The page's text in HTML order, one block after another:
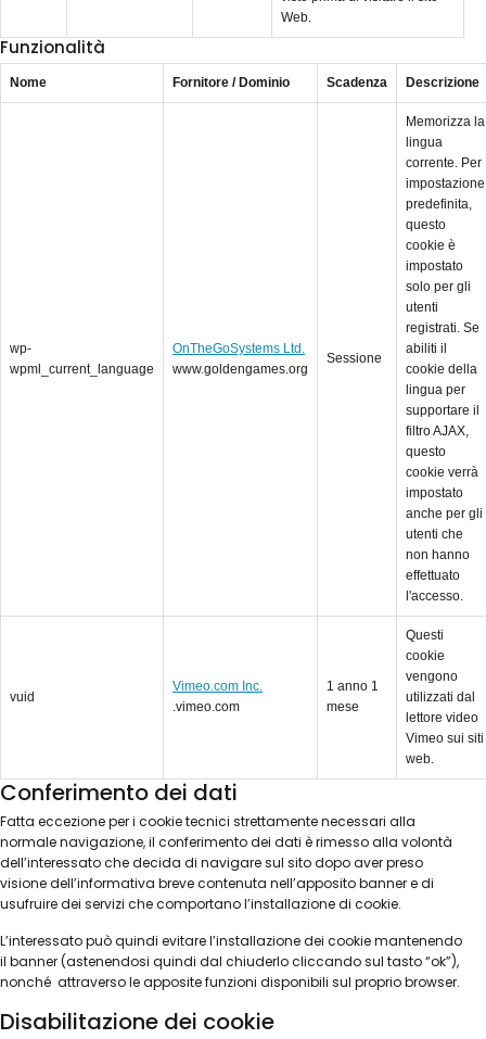
Web.
Funzionalità
Nome Fornitore / Dominio Scadenza Descrizione
wp-
wpml_current_language
OnTheGoSystems Ltd.
www.goldengames.org
Sessione
Memorizza la
lingua
corrente. Per
impostazione
predefinita,
questo
cookie è
impostato
solo per gli
utenti
registrati. Se
abiliti il
cookie della
lingua per
supportare il
filtro AJAX,
questo
cookie verrà
impostato
anche per gli
utenti che
non hanno
effettuato
l'accesso.
vuid
Vimeo.com Inc.
.vimeo.com
1 anno 1
mese
Questi
cookie
vengono
utilizzati dal
lettore video
Vimeo sui siti
web.
Conferimento dei dati
Fatta eccezione per i cookie tecnici strettamente necessari alla
normale navigazione, il conferimento dei dati è rimesso alla volontà
dell’interessato che decida di navigare sul sito dopo aver preso
visione dell’informativa breve contenuta nell’apposito banner e di
usufruire dei servizi che comportano l’installazione di cookie.
L’interessato può quindi evitare l’installazione dei cookie mantenendo
il banner (astenendosi quindi dal chiuderlo cliccando sul tasto “ok”),
nonché attraverso le apposite funzioni disponibili sul proprio browser.
Disabilitazione dei cookie